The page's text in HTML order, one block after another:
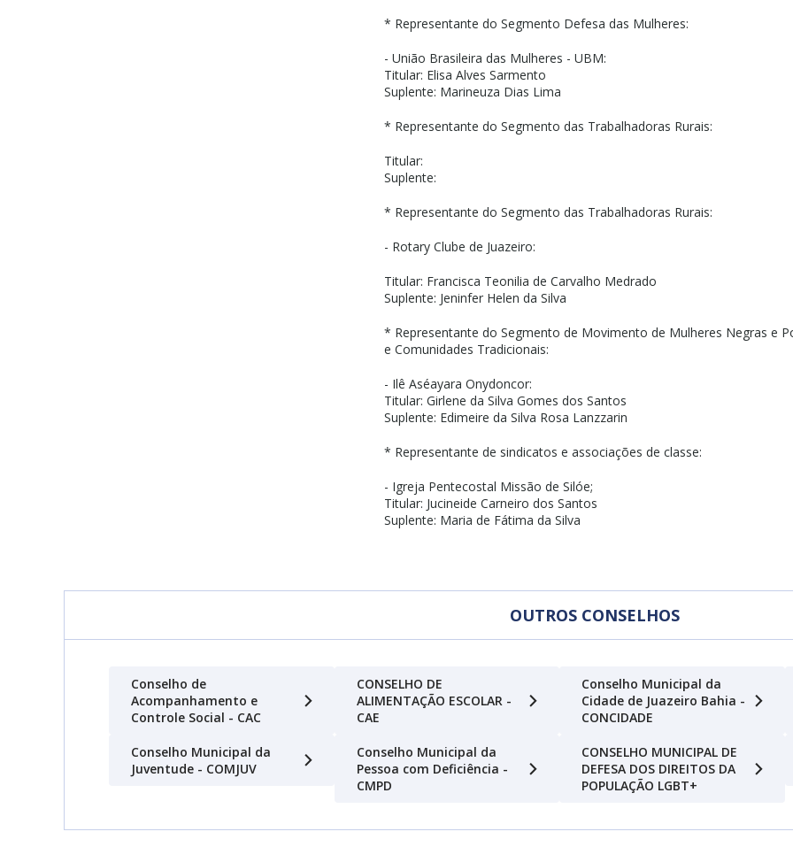
* Representante do Segmento Defesa das Mulheres:
- União Brasileira das Mulheres - UBM:
Titular: Elisa Alves Sarmento
Suplente: Marineuza Dias Lima
* Representante do Segmento das Trabalhadoras Rurais:
Titular:
Suplente:
* Representante do Segmento das Trabalhadoras Rurais:
- Rotary Clube de Juazeiro:
Titular: Francisca Teonilia de Carvalho Medrado
Suplente: Jeninfer Helen da Silva
* Representante do Segmento de Movimento de Mulheres Negras e
e Comunidades Tradicionais:
- Ilê Aséayara Onydoncor:
Titular: Girlene da Silva Gomes dos Santos
Suplente: Edimeire da Silva Rosa Lanzzarin
* Representante de sindicatos e associações de classe:
- Igreja Pentecostal Missão de Silóe;
Titular: Jucineide Carneiro dos Santos
Suplente: Maria de Fátima da Silva
OUTROS CONSELHOS
Conselho de
Acompanhamento e
Controle Social - CAC
CONSELHO DE
ALIMENTAÇÃO ESCOLAR -
CAE
Conselho Municipal da
Cidade de Juazeiro Bahia -
CONCIDADE
Conselho Municipal da
Juventude - COMJUV
Conselho Municipal da
Pessoa com Deficiência -
CMPD
CONSELHO MUNICIPAL DE
DEFESA DOS DIREITOS DA
POPULAÇÃO LGBT+